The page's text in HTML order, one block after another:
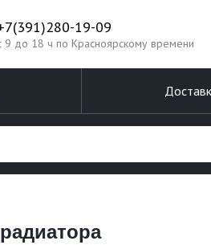
19-09
9 до 18 ч по Красноярскому времени